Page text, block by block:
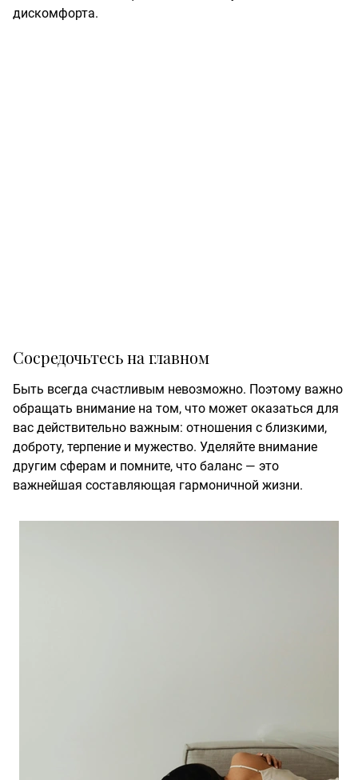
дискомфорта.
Сосредочьтесь на главном
Быть всегда счастливым невозможно. Поэтому важно
обращать внимание на том, что может оказаться для
вас действительно важным: отношения с близкими,
доброту, терпение и мужество. Уделяйте внимание
другим сферам и помните, что баланс — это
важнейшая составляющая гармоничной жизни.